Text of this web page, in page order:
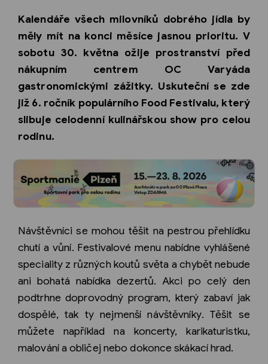
Kalendáře všech milovníků dobrého jídla by
měly mít na konci měsíce jasnou prioritu. V
sobotu 30. května ožije prostranství před
nákupním centrem OC Varyáda
gastronomickými zážitky. Uskuteční se zde
již 6. ročník populárního Food Festivalu, který
slibuje celodenní kulinářskou show pro celou
rodinu.
Návštěvníci se mohou těšit na pestrou přehlídku
chutí a vůní. Festivalové menu nabídne vyhlášené
speciality z různých koutů světa a chybět nebude
ani bohatá nabídka dezertů. Akci po celý den
podtrhne doprovodný program, který zabaví jak
dospělé, tak ty nejmenší návštěvníky. Těšit se
můžete například na koncerty, karikaturistku,
malování a obličej nebo dokonce skákací hrad.